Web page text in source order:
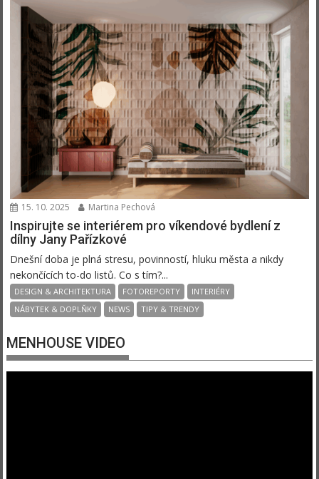
15. 10. 2025 Martina Pechová
Inspirujte se interiérem pro víkendové bydlení z
dílny Jany Pařízkové
Dnešní doba je plná stresu, povinností, hluku města a nikdy
nekončících to-do listů. Co s tím?...
DESIGN & ARCHITEKTURA FOTOREPORTY
INTERIÉRY
NÁBYTEK & DOPLŇKY
NEWS TIPY & TRENDY
MENHOUSE VIDEO